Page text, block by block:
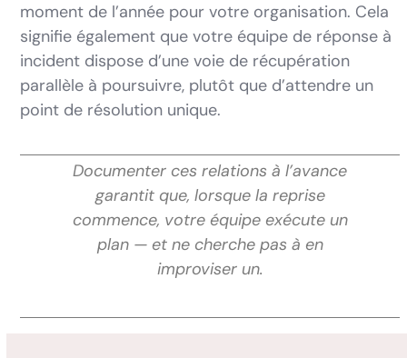
moment de l’année pour votre organisation. Cela
signifie également que votre équipe de réponse à
incident dispose d’une voie de récupération
parallèle à poursuivre, plutôt que d’attendre un
point de résolution unique.
Documenter ces relations à l’avance
garantit que, lorsque la reprise
commence, votre équipe exécute un
plan — et ne cherche pas à en
improviser un.